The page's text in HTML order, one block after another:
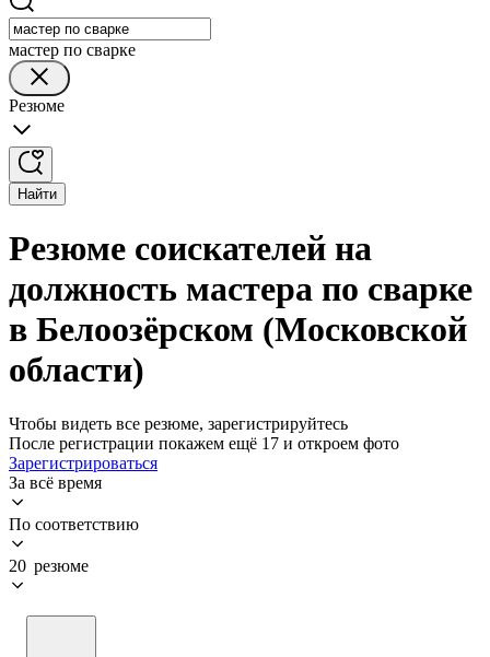
мастер по сварке
Резюме
Найти
Резюме соискателей на
должность мастера по сварке
в Белоозёрском (Московской
области)
Чтобы видеть все резюме, зарегистрируйтесь
После регистрации покажем ещё 17 и откроем фото
Зарегистрироваться
За всё время
По соответствию
20 резюме